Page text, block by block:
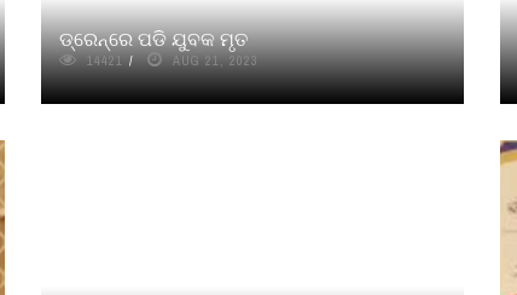
ଡ୍ରେନ୍‌ରେ ପଡି ଯୁବକ ମୃତ
14421 AUG 21, 2023